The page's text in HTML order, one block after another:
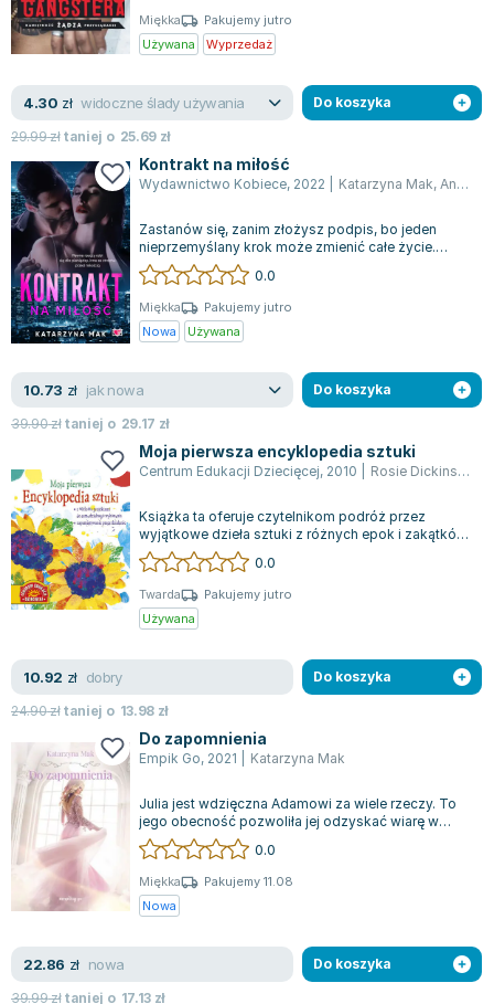
Miękka
Pakujemy jutro
Używana
Wyprzedaż
4.30 zł widoczne ślady używania
29.99złtaniej o 25.69 zł
Do koszyka
Kontrakt na miłość
Wydawnictwo Kobiece, 2022 Katarzyna Mak, Anna Płaskoń-Sokoł
Zastanów się, zanim złożysz podpis, bo jeden
nieprzemyślany krok może zmienić całe życie.
Natasza doskonale o tym wie, gdyż jej by...
0.0
Miękka
Pakujemy jutro
Nowa
Używana
10.73 zł jak nowa
39.90złtaniej o 29.17 zł
Do koszyka
Moja pierwsza encyklopedia sztuki
Centrum Edukacji Dziecięcej, 2010 Rosie Dickins
,
Książka ta oferuje czytelnikom podróż przez
wyjątkowe dzieła sztuki z różnych epok i zakątków
globu, od najdawniejszych czasów po...
0.0
Twarda
Pakujemy jutro
Używana
10.92 zł dobry
24.90złtaniej o 13.98 zł
Do koszyka
Do zapomnienia
Empik Go, 2021 Katarzyna Mak
Julia jest wdzięczna Adamowi za wiele rzeczy. To
jego obecność pozwoliła jej odzyskać wiarę w
ludzi oraz szacunek do samej siebie....
0.0
Miękka
Pakujemy 11.08
Nowa
22.86 zł nowa
39.99złtaniej o 17.13 zł
Do koszyka